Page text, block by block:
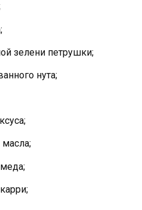
зелени петрушки;
нута;